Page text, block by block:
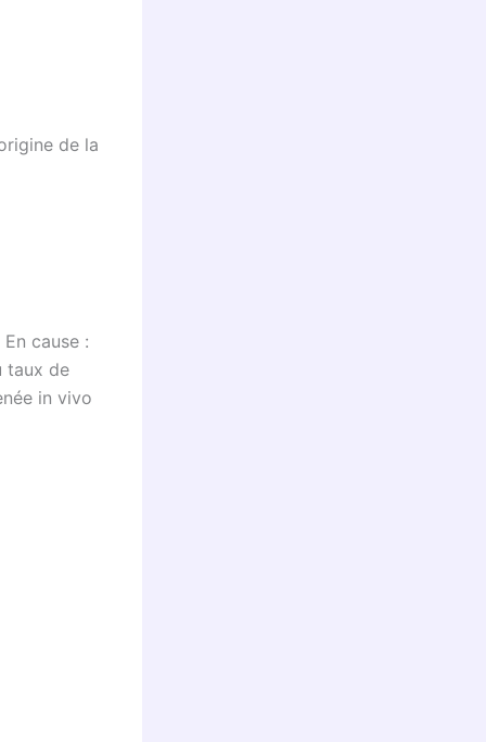
de la
cause :
taux de
in vivo